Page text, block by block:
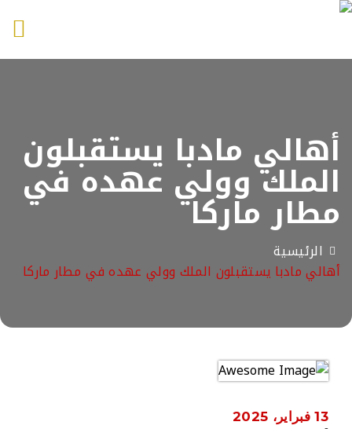
أهالي مادبا يستقبلون
الملك وولي عهده في
مطار ماركا
الرئيسية
أهالي مادبا يستقبلون الملك وولي عهده في مطار ماركا
13 فبراير، 2025